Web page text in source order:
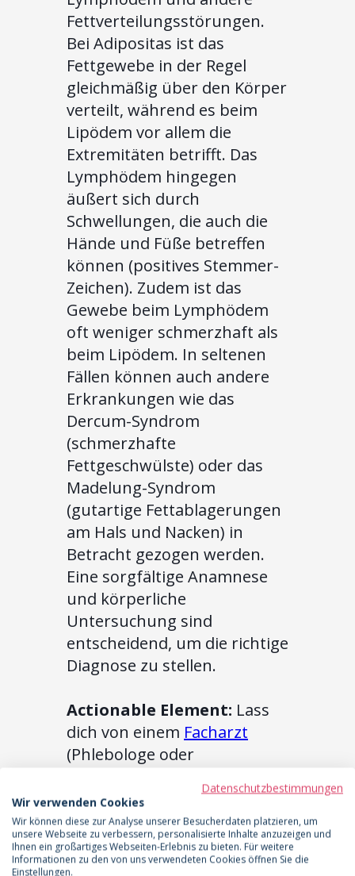
Fettverteilungsstörungen.
Bei Adipositas ist das
Fettgewebe in der Regel
gleichmäßig über den Körper
verteilt, während es beim
Lipödem vor allem die
Extremitäten betrifft. Das
Lymphödem hingegen
äußert sich durch
Schwellungen, die auch die
Hände und Füße betreffen
können (positives Stemmer-
Zeichen). Zudem ist das
Gewebe beim Lymphödem
oft weniger schmerzhaft als
beim Lipödem. In seltenen
Fällen können auch andere
Erkrankungen wie das
Dercum-Syndrom
(schmerzhafte
Fettgeschwülste) oder das
Madelung-Syndrom
(gutartige Fettablagerungen
am Hals und Nacken) in
Betracht gezogen werden.
Eine sorgfältige Anamnese
und körperliche
Untersuchung sind
entscheidend, um die richtige
Diagnose zu stellen.
Actionable Element: Lass
dich von einem Facharzt
(Phlebologe oder
um eine sichere Diagnose zu
erhalten und andere
Ursachen auszuschließen.
Datenschutzbestimmungen
Wir verwenden Cookies
Wir können diese zur Analyse unserer Besucherdaten platzieren, um
unsere Webseite zu verbessern, personalisierte Inhalte anzuzeigen und
Ihnen ein großartiges Webseiten-Erlebnis zu bieten. Für weitere
Informationen zu den von uns verwendeten Cookies öffnen Sie die
Einstellungen.